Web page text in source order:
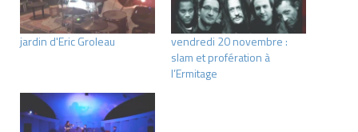
jardin d'Eric Groleau
vendredi 20 novembre :
slam et profération à
l’Ermitage